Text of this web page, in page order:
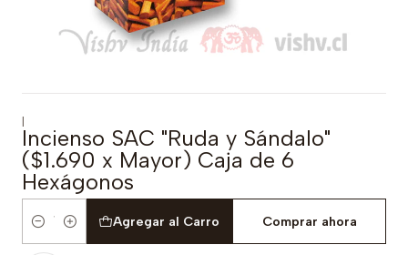
|
Incienso SAC "Ruda y Sándalo"
($1.690 x Mayor) Caja de 6
Hexágonos
Cantidad
Agregar al Carro Comprar ahora